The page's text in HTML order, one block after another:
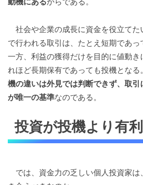
社会や企業の成長に資金を役立てた
で行われる取引は、たとえ短期であっ
一方、利益の獲得だけを目的に値動
れほど長期保有であっても投機となる
機の違いは外見では判断できず、取
が唯一の基準なのである。
投資が投機より有
では、資金力の乏しい個人投資家は